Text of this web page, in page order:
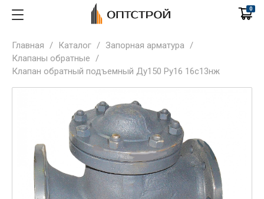
0
Главная / Каталог / Запорная арматура /
Клапаны обратные /
Клапан обратный подъемный Ду150 Ру16 16с13нж